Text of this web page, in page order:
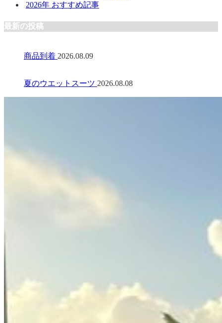
2026年 おすすめ記事
最新の投稿
商品到着 2026.08.09
夏のウエットスーツ 2026.08.08